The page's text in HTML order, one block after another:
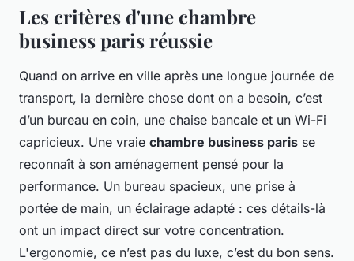
Les critères d'une chambre
business paris réussie
Quand on arrive en ville après une longue journée de
transport, la dernière chose dont on a besoin, c’est
d’un bureau en coin, une chaise bancale et un Wi-Fi
capricieux. Une vraie chambre business paris se
reconnaît à son aménagement pensé pour la
performance. Un bureau spacieux, une prise à
portée de main, un éclairage adapté : ces détails-là
ont un impact direct sur votre concentration.
L'ergonomie, ce n’est pas du luxe, c’est du bon sens.